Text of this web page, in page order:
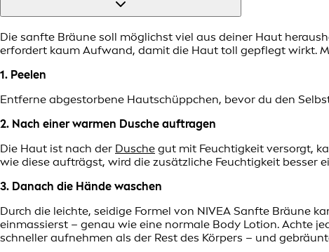
Die sanfte Bräune soll möglichst viel aus deiner Haut
erfordert kaum Aufwand, damit die Haut toll gepflegt wirkt.
1. Peelen
Entferne abgestorbene Hautschüppchen, bevor du den
2. Nach einer warmen Dusche auftragen
Die Haut ist nach der Dusche gut mit Feuchtigkeit versorgt,
wie diese aufträgst, wird die zusätzliche Feuchtigkeit besser
3. Danach die Hände waschen
Durch die leichte, seidige Formel von NIVEA Sanfte Bräune
einmassierst – genau wie eine normale Body Lotion. Achte
schneller aufnehmen als der Rest des Körpers – und